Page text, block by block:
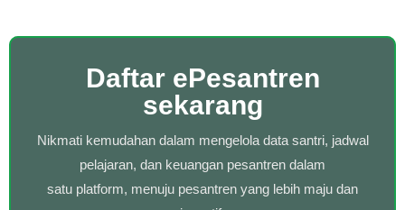
Daftar ePesantren
sekarang
Nikmati kemudahan dalam mengelola data santri, jadwal
pelajaran, dan keuangan pesantren dalam
satu platform, menuju pesantren yang lebih maju dan